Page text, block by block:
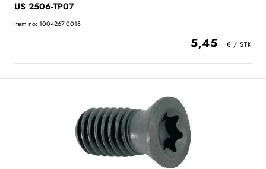
US 2506-TP07
Item no: 1004267.0018
5,45